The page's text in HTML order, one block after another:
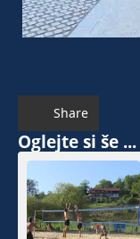
Share
Oglejte si še ...